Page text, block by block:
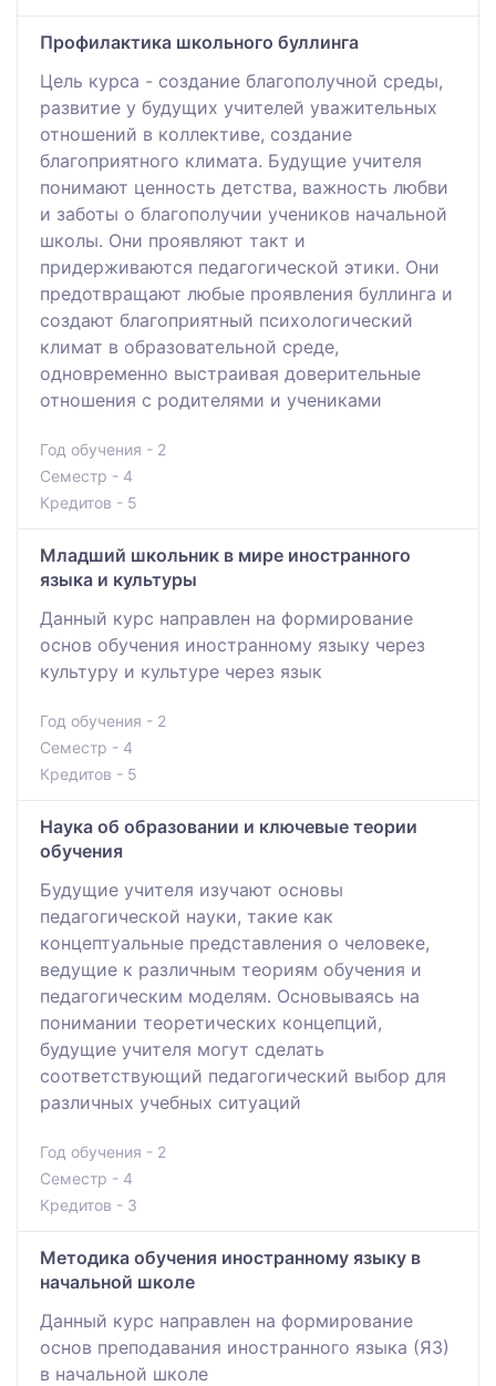
Профилактика школьного буллинга
Цель курса - создание благополучной среды,
развитие у будущих учителей уважительных
отношений в коллективе, создание
благоприятного климата. Будущие учителя
понимают ценность детства, важность любви
и заботы о благополучии учеников начальной
школы. Они проявляют такт и
придерживаются педагогической этики. Они
предотвращают любые проявления буллинга и
создают благоприятный психологический
климат в образовательной среде,
одновременно выстраивая доверительные
отношения с родителями и учениками
Год обучения - 2
Семестр - 4
Кредитов - 5
Младший школьник в мире иностранного
языка и культуры
Данный курс направлен на формирование
основ обучения иностранному языку через
культуру и культуре через язык
Год обучения - 2
Семестр - 4
Кредитов - 5
Наука об образовании и ключевые теории
обучения
Будущие учителя изучают основы
педагогической науки, такие как
концептуальные представления о человеке,
ведущие к различным теориям обучения и
педагогическим моделям. Основываясь на
понимании теоретических концепций,
будущие учителя могут сделать
соответствующий педагогический выбор для
различных учебных ситуаций
Год обучения - 2
Семестр - 4
Кредитов - 3
Методика обучения иностранному языку в
начальной школе
Данный курс направлен на формирование
основ преподавания иностранного языка (Я3)
в начальной школе